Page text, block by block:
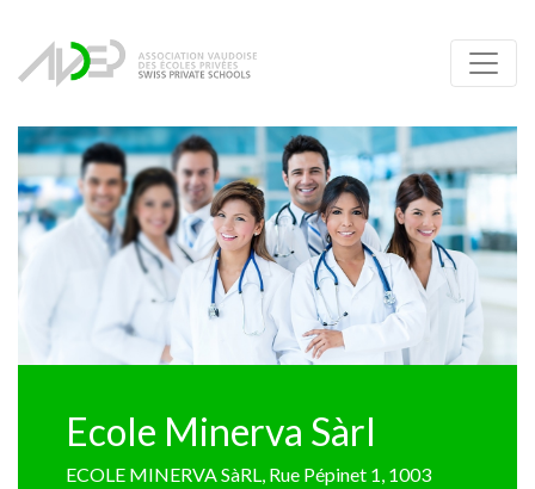
Ecole Minerva Sàrl
ECOLE MINERVA SàRL, Rue Pépinet 1, 1003